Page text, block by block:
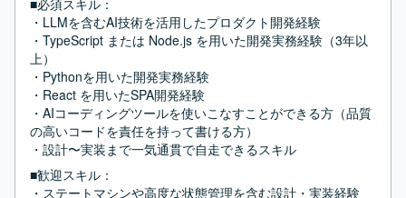
■必須スキル：
・LLMを含むAI技術を活用したプロダクト開発経験
・TypeScript または Node.js を用いた開発実務経験（3年以
上）
・Pythonを用いた開発実務経験
・React を用いたSPA開発経験
・AIコーディングツールを使いこなすことができる方（品質
の高いコードを責任を持って書ける方）
・設計〜実装まで一気通貫で自走できるスキル
■歓迎スキル：
・ステートマシンや高度な状態管理を含む設計・実装経験